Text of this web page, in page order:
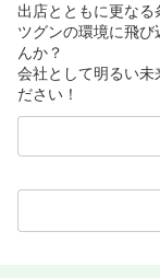
出店とともに更な
ツグンの環境に飛
んか？
会社として明るい未
ださい！